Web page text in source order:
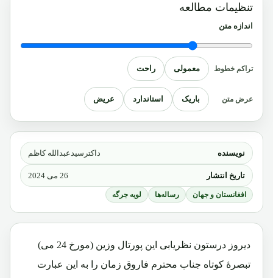
نویسنده داکترسیدعبدالله کاظم
تاریخ انتشار 26 می 2024
افغانستان و جهان رساله‌ها لویه جرگه
دیروز درستون نظریابی این پورتال وزین (مورخ 24 می)
تبصرۀ کوتاه جناب محترم فاروق زمان را به این عبارت
تنظیمات مطالعه
اندازه متن
تراکم خطوط معمولی راحت
عرض متن باریک استاندارد عریض